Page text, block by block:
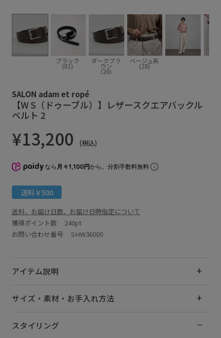
ブラック
(01)
ダークブラ
ウン
(20)
ベージュ系
(28)
SALON adam et ropé
【W S（ドゥーブル）】レザースクエアバックル
ベルト 2
¥13,200 (税込)
なら 月々1,100円から。分割手数料無料
送料￥500
送料、お届け日数、お届け日時指定について
獲得ポイント数 240pt
お問い合わせ番号 SHW36000
アイテム説明
サイズ・素材・お手入れ方法
スタイリング